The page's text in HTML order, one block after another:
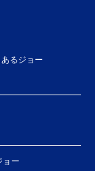
るジョー
ョー